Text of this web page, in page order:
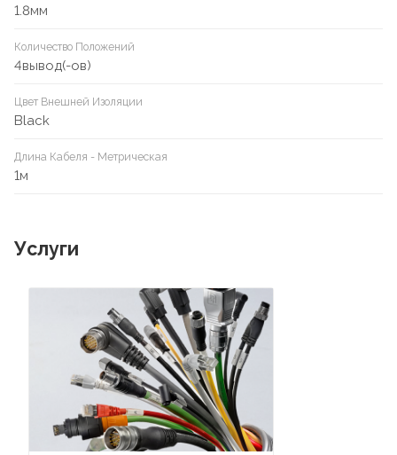
1.8мм
Количество Положений
4вывод(-ов)
Цвет Внешней Изоляции
Black
Длина Кабеля - Метрическая
1м
Услуги